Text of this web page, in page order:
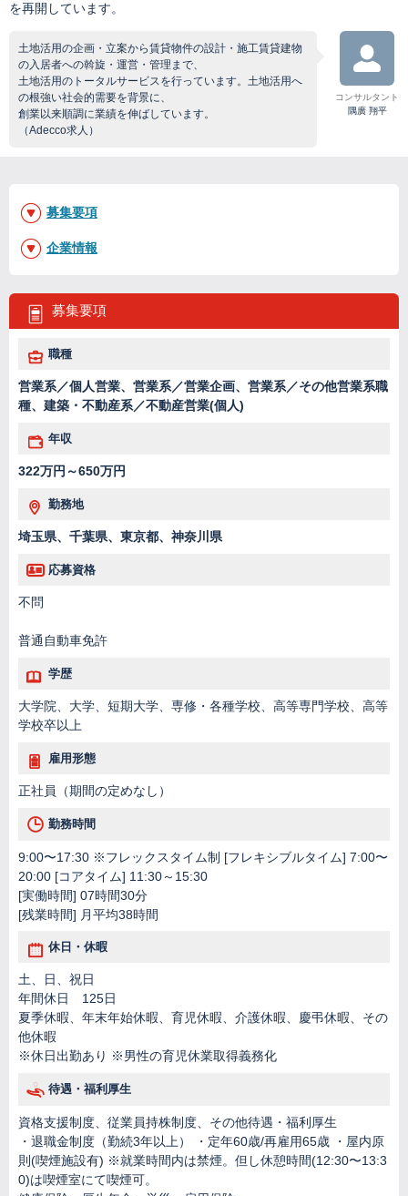
を再開しています。
土地活用の企画・立案から賃貸物件の設計・施工賃貸建物
の入居者への斡旋・運営・管理まで、
土地活用のトータルサービスを行っています。土地活用へ
の根強い社会的需要を背景に、
創業以来順調に業績を伸ばしています。
（Adecco求人）
コンサルタント
隅廣 翔平
募集要項
職種
営業系／個人営業、営業系／営業企画、営業系／その他営業系職
種、建築・不動産系／不動産営業(個人)
年収
322万円～650万円
勤務地
埼玉県、千葉県、東京都、神奈川県
応募資格
不問
普通自動車免許
学歴
大学院、大学、短期大学、専修・各種学校、高等専門学校、高等
学校卒以上
雇用形態
正社員（期間の定めなし）
勤務時間
9:00〜17:30 ※フレックスタイム制 [フレキシブルタイム] 7:00〜
20:00 [コアタイム] 11:30～15:30
[実働時間] 07時間30分
[残業時間] 月平均38時間
休日・休暇
土、日、祝日
年間休日 125日
夏季休暇、年末年始休暇、育児休暇、介護休暇、慶弔休暇、その
他休暇
※休日出勤あり ※男性の育児休業取得義務化
待遇・福利厚生
資格支援制度、従業員持株制度、その他待遇・福利厚生
・退職金制度（勤続3年以上） ・定年60歳/再雇用65歳 ・屋内原
則(喫煙施設有) ※就業時間内は禁煙。但し休憩時間(12:30〜13:3
0)は喫煙室にて喫煙可。
募集要項
企業情報